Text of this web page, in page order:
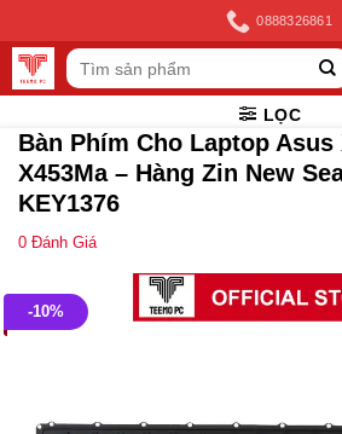
to
content
0888326861
Tìm
kiếm:
LỌC
Bàn Phím Cho Laptop Asus
X453Ma – Hàng Zin New
KEY1376
0 Đánh Giá
-10%